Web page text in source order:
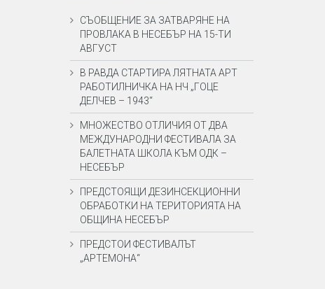
СЪОБЩЕНИЕ ЗА ЗАТВАРЯНЕ НА
ПРОВЛАКА В НЕСЕБЪР НА 15-ТИ
АВГУСТ
В РАВДА СТАРТИРА ЛЯТНАТА АРТ
РАБОТИЛНИЧКА НА НЧ „ГОЦЕ
ДЕЛЧЕВ – 1943“
МНОЖЕСТВО ОТЛИЧИЯ ОТ ДВА
МЕЖДУНАРОДНИ ФЕСТИВАЛА ЗА
БАЛЕТНАТА ШКОЛА КЪМ ОДК –
НЕСЕБЪР
ПРЕДСТОЯЩИ ДЕЗИНСЕКЦИОННИ
ОБРАБОТКИ НА ТЕРИТОРИЯТА НА
ОБЩИНА НЕСЕБЪР
ПРЕДСТОИ ФЕСТИВАЛЪТ
„АРТЕМОНА“